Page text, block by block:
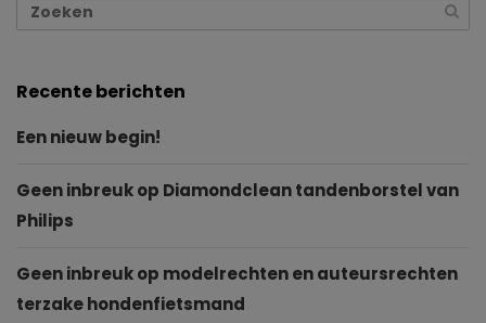
Recente berichten
Een nieuw begin!
Geen inbreuk op Diamondclean tandenborstel van
Philips
Geen inbreuk op modelrechten en auteursrechten
terzake hondenfietsmand